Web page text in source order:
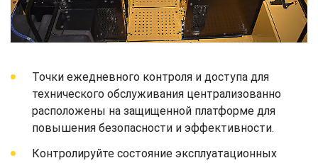
Точки ежедневного контроля и доступа для
технического обслуживания централизованно
расположены на защищенной платформе для
повышения безопасности и эффективности.
Контролируйте состояние эксплуатационных